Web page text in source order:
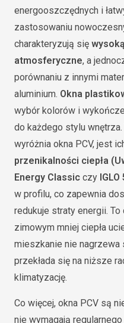
energooszczędnych i
zastosowaniu
charakteryzują się
atmosferyczne, a
porównaniu z innymi
aluminium. Okna
wybór kolorów i
do każdego stylu
wyróżnia okna PCV, jest
przenikalności ciepła
Energy Classic czy IGLO
w profilu, co zapewnia
redukuje straty energii.
zimowym mniej ciepła
mieszkanie nie nagrzewa
przekłada się na niższe
klimatyzację.
Co więcej, okna PCV są
nie wymagają